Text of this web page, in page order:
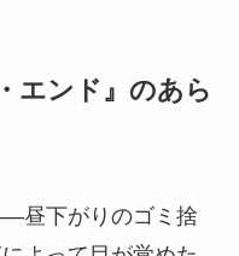
エンド』のあら
昼下がりのゴミ捨